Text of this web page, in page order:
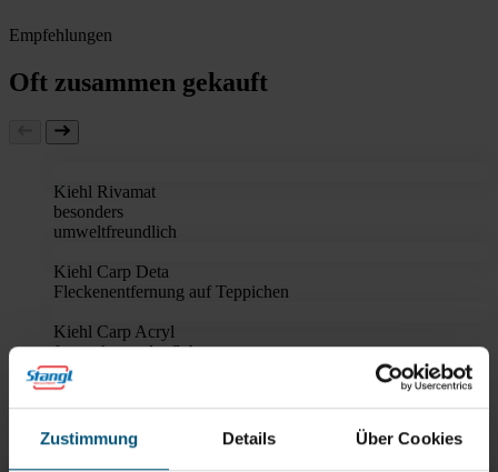
Zustimmung Details Über Cookies
Empfehlungen
Oft zusammen gekauft
Kiehl Rivamat
besonders
umweltfreundlich
Kiehl Carp Deta
Fleckenentfernung auf Teppichen
Kiehl Carp Acryl
faserschonender Schaum
Kiehl Carpasol
Sprühextraktion